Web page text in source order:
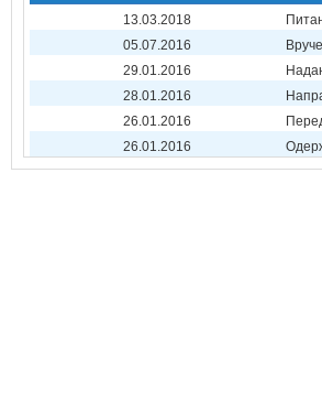
13.03.2018
05.07.2016
29.01.2016
28.01.2016
26.01.2016
26.01.2016